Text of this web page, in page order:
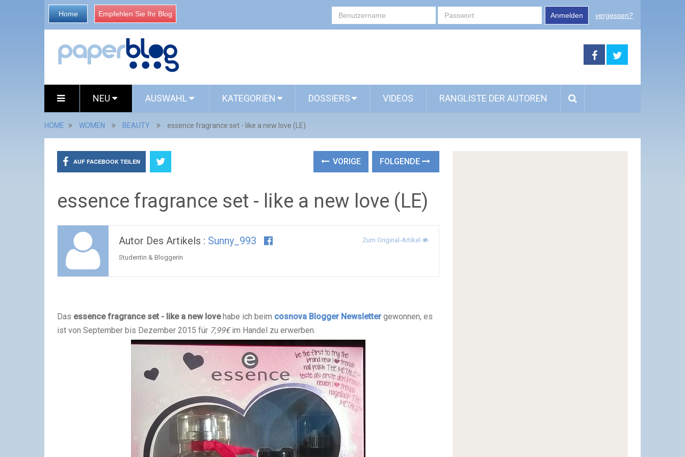
Home Empfehlen Sie Ihr Blog Anmelden vergessen?
NEU AUSWAHL KATEGORIEN DOSSIERS VIDEOS RANGLISTE DER AUTOREN
HOME WOMEN BEAUTY essence fragrance set - like a new love (LE)
AUF FACEBOOK TEILEN VORIGE FOLGENDE
essence fragrance set - like a new love (LE)
Autor Des Artikels : Sunny_993 Zum Original-Artikel
Studentin & Bloggerin
Das essence fragrance set - like a new lovehabe ich beim cosnova Blogger Newslettergewonnen, es
ist von September bis Dezember 2015 für 7,99€im Handel zu erwerben.